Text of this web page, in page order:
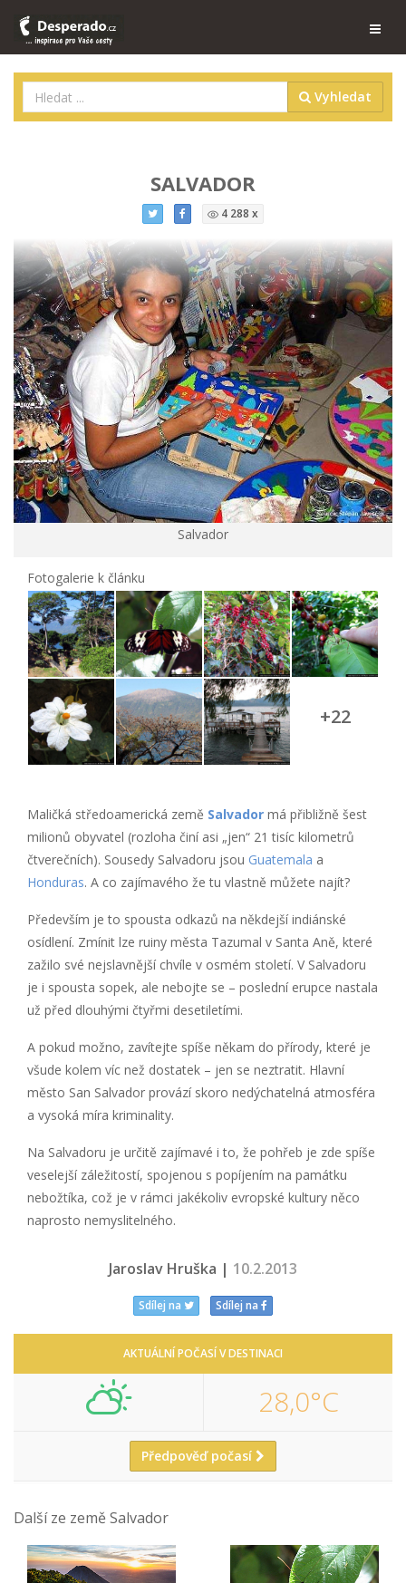
Vyhledat
SALVADOR
4 288 x
Salvador
Fotogalerie k článku
+22
Maličká středoamerická země Salvador má přibližně šest
milionů obyvatel (rozloha činí asi „jen“ 21 tisíc kilometrů
čtverečních). Sousedy Salvadoru jsou Guatemala a
Honduras. A co zajímavého že tu vlastně můžete najít?
Především je to spousta odkazů na někdejší indiánské
osídlení. Zmínit lze ruiny města Tazumal v Santa Aně, které
zažilo své nejslavnější chvíle v osmém století. V Salvadoru
je i spousta sopek, ale nebojte se – poslední erupce nastala
už před dlouhými čtyřmi desetiletími.
A pokud možno, zavítejte spíše někam do přírody, které je
všude kolem víc než dostatek – jen se neztratit. Hlavní
město San Salvador provází skoro nedýchatelná atmosféra
a vysoká míra kriminality.
Na Salvadoru je určitě zajímavé i to, že pohřeb je zde spíše
veselejší záležitostí, spojenou s popíjením na památku
nebožtíka, což je v rámci jakékoliv evropské kultury něco
naprosto nemyslitelného.
Jaroslav Hruška | 10.2.2013
Sdílej na Sdílej na
AKTUÁLNÍ POČASÍ V DESTINACI
28,0°C
Předpověď počasí
Další ze země Salvador